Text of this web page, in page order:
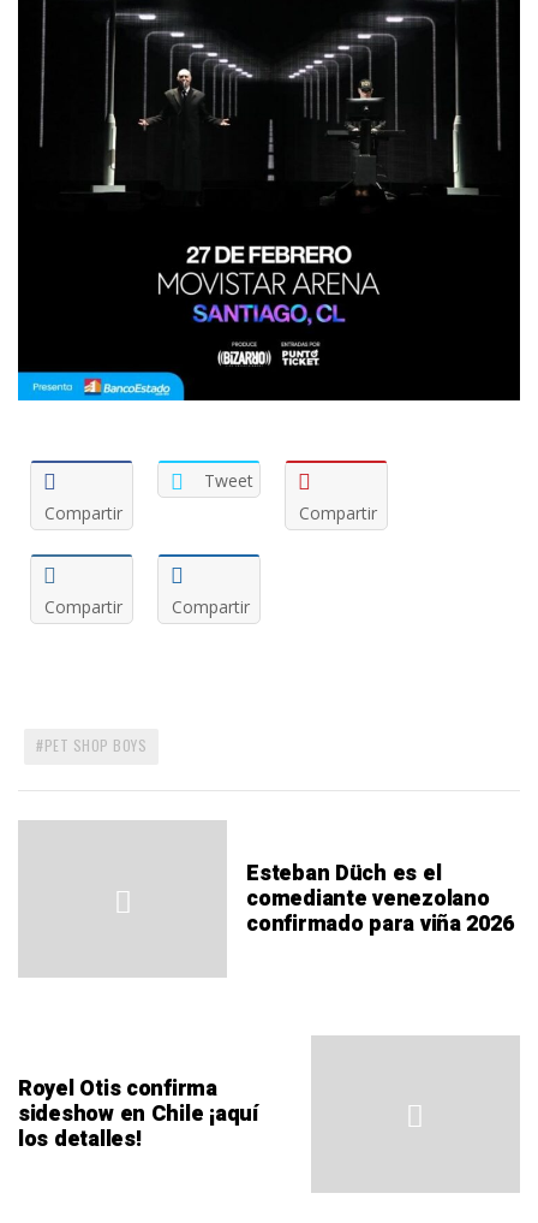
Compartir
Tweet
Compartir
Compartir Compartir
PET SHOP BOYS
Esteban Düch es el
comediante venezolano
confirmado para viña 2026
Royel Otis confirma
sideshow en Chile ¡aquí
los detalles!